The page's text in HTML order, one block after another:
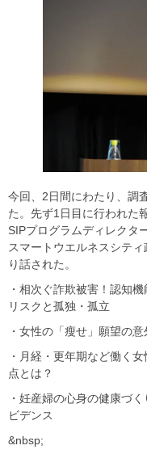
今回、2日間にわたり、調
た。先ず1日目に行われた
SIPプログラムディレクタ
スマートウエルネスシテ
り話された。
・相次ぐ詐欺被害！認知
リスクと孤独・孤立
・女性の「瘦せ」願望の
・月経・更年期など働く
点とは？
・妊産婦の心身の健康づ
ビデンス
&nbsp;